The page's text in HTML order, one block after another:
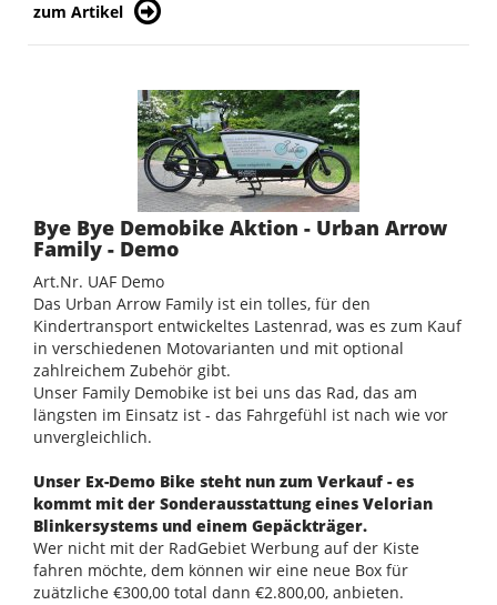
zum Artikel
Bye Bye Demobike Aktion - Urban Arrow
Family - Demo
Art.Nr. UAF Demo
Das Urban Arrow Family ist ein tolles, für den
Kindertransport entwickeltes Lastenrad, was es zum Kauf
in verschiedenen Motovarianten und mit optional
zahlreichem Zubehör gibt.
Unser Family Demobike ist bei uns das Rad, das am
längsten im Einsatz ist - das Fahrgefühl ist nach wie vor
unvergleichlich.
Unser Ex-Demo Bike steht nun zum Verkauf - es
kommt mit der Sonderausstattung eines Velorian
Blinkersystems und einem Gepäckträger.
Wer nicht mit der RadGebiet Werbung auf der Kiste
fahren möchte, dem können wir eine neue Box für
zuätzliche €300,00 total dann €2.800,00, anbieten.